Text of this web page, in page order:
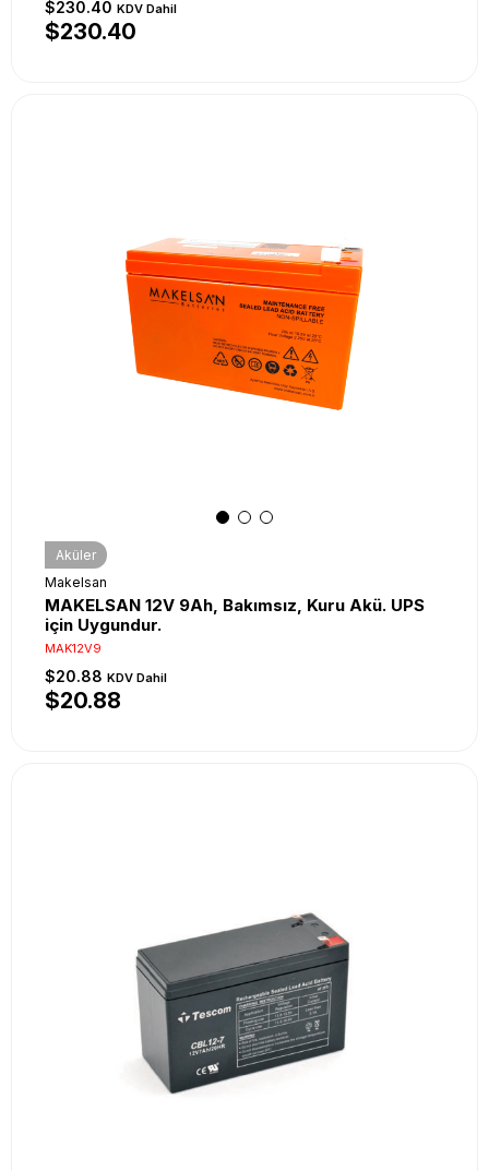
$230.40 KDV Dahil
$230.40
Aküler
Makelsan
MAKELSAN 12V 9Ah, Bakımsız, Kuru Akü. UPS
için Uygundur.
MAK12V9
$20.88 KDV Dahil
$20.88